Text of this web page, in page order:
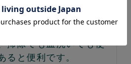
たくて購入したのが
掃除でも皿洗いでも使
ると便利です。